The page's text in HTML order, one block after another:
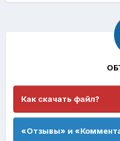
Как скачать файл?
«Отзывы» и